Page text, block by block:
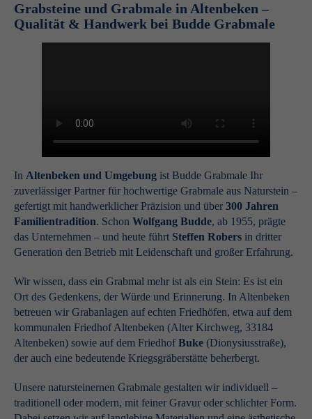
Grabsteine und Grabmale in Altenbeken –
Qualität & Handwerk bei Budde Grabmale
In Altenbeken und Umgebung ist Budde Grabmale Ihr
zuverlässiger Partner für hochwertige Grabmale aus Naturstein –
gefertigt mit handwerklicher Präzision und über 300 Jahren
Familientradition. Schon Wolfgang Budde, ab 1955, prägte
das Unternehmen – und heute führt Steffen Robers in dritter
Generation den Betrieb mit Leidenschaft und großer Erfahrung.
Wir wissen, dass ein Grabmal mehr ist als ein Stein: Es ist ein
Ort des Gedenkens, der Würde und Erinnerung. In Altenbeken
betreuen wir Grabanlagen auf echten Friedhöfen, etwa auf dem
kommunalen Friedhof Altenbeken (Alter Kirchweg, 33184
Altenbeken) sowie auf dem FriedhofBuke (Dionysiusstraße),
der auch eine bedeutende Kriegsgräberstätte beherbergt.
Unsere natursteinernen Grabmale gestalten wir individuell –
traditionell oder modern, mit feiner Gravur oder schlichter Form.